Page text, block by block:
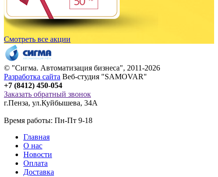
Смотреть все акции
© "Сигма. Автоматизация бизнеса", 2011-2026
Разработка сайта Веб-студия "SAMOVAR"
+7 (8412) 450-054
Заказать обратный звонок
г.Пенза, ул.Куйбышева, 34А
Время работы: Пн-Пт 9-18
Главная
О нас
Новости
Оплата
Доставка